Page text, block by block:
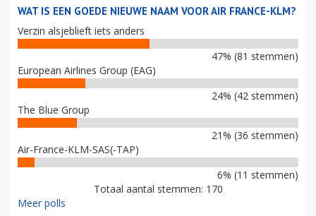
WAT IS EEN GOEDE NIEUWE NAAM VOOR AIR FRANCE-KLM?
Verzin alsjeblieft iets anders
47% (81 stemmen)
European Airlines Group (EAG)
24% (42 stemmen)
The Blue Group
21% (36 stemmen)
Air-France-KLM-SAS(-TAP)
6% (11 stemmen)
Totaal aantal stemmen: 170
Meer polls